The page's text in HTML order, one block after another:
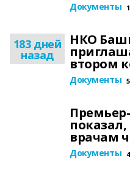
Документы
183 дней
назад
НКО
втором
Документы
врачам
Документы